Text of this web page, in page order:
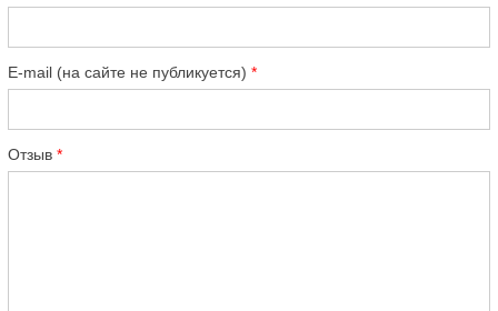
E-mail (на сайте не публикуется)
Отзыв